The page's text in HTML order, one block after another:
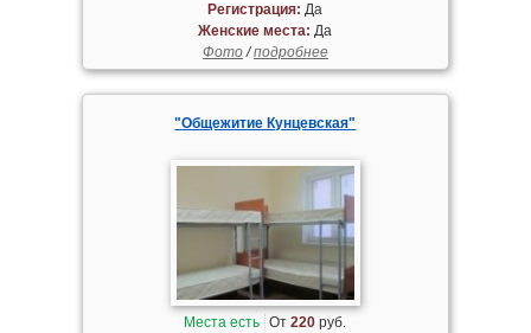
Регистрация: Да
Женские места: Да
Фото/подробнее
"Общежитие Кунцевская"
Места есть От220 руб.